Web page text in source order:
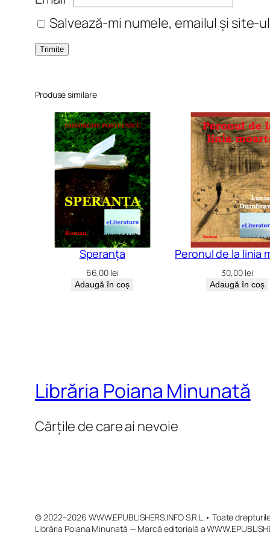
Salvează-mi numele, emailul și
Produse similare
Speranța
66,00 lei
Adaugă în coș
Peronul de la linia
30,00 lei
Adaugă în coș
Librăria Poiana Minunată
Cărțile de care ai nevoie
© 2022–2026 WWW.EPUBLISHERS.INFO S.R.L.• Toate
Librăria Poiana Minunată — Marcă editorială a